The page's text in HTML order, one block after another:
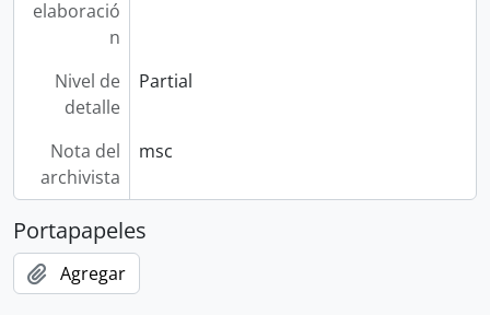
elaboració
n
Nivel de
detalle
Partial
Nota del
archivista
msc
Portapapeles
Agregar